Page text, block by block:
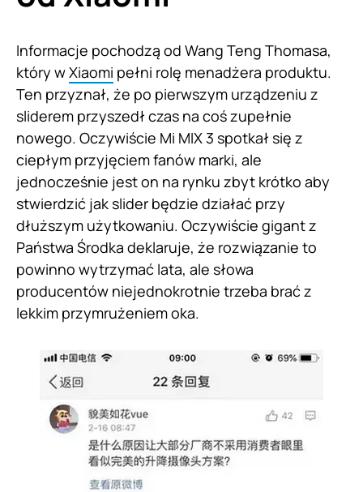
Informacje pochodzą od Wang Teng Thomasa,
który wXiaomi pełni rolę menadżera produktu.
Ten przyznał, że po pierwszym urządzeniu z
sliderem przyszedł czas na coś zupełnie
nowego. Oczywiście Mi MIX 3 spotkał się z
ciepłym przyjęciem fanów marki, ale
jednocześnie jest on na rynku zbyt krótko aby
stwierdzić jak slider będzie działać przy
dłuższym użytkowaniu. Oczywiście gigant z
Państwa Środka deklaruje, że rozwiązanie to
powinno wytrzymać lata, ale słowa
producentów niejednokrotnie trzeba brać z
lekkim przymrużeniem oka.